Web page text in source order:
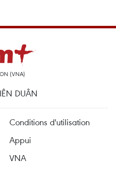
(VNA)
DUÂN
Conditions d'utilisation
Appui
VNA